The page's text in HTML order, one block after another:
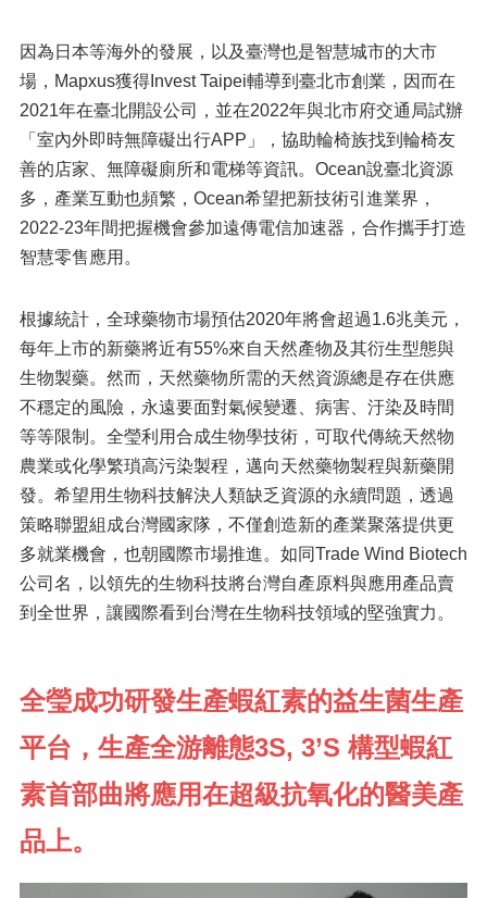
因為日本等海外的發展，以及臺灣也是智慧城市的大市
場，Mapxus獲得Invest Taipei輔導到臺北市創業，因而在
2021年在臺北開設公司，並在2022年與北市府交通局試辦
「室內外即時無障礙出行APP」，協助輪椅族找到輪椅友
善的店家、無障礙廁所和電梯等資訊。Ocean說臺北資源
多，產業互動也頻繁，Ocean希望把新技術引進業界，
2022-23年間把握機會參加遠傳電信加速器，合作攜手打造
智慧零售應用。
根據統計，全球藥物市場預估2020年將會超過1.6兆美元，
每年上市的新藥將近有55%來自天然產物及其衍生型態與
生物製藥。然而，天然藥物所需的天然資源總是存在供應
不穩定的風險，永遠要面對氣候變遷、病害、汙染及時間
等等限制。全瑩利用合成生物學技術，可取代傳統天然物
農業或化學繁瑣高污染製程，邁向天然藥物製程與新藥開
發。希望用生物科技解決人類缺乏資源的永續問題，透過
策略聯盟組成台灣國家隊，不僅創造新的產業聚落提供更
多就業機會，也朝國際市場推進。如同Trade Wind Biotech
公司名，以領先的生物科技將台灣自產原料與應用產品賣
到全世界，讓國際看到台灣在生物科技領域的堅強實力。
全瑩成功研發生產蝦紅素的益生菌生產
平台，生產全游離態3S, 3’S 構型蝦紅
素首部曲將應用在超級抗氧化的醫美產
品上。